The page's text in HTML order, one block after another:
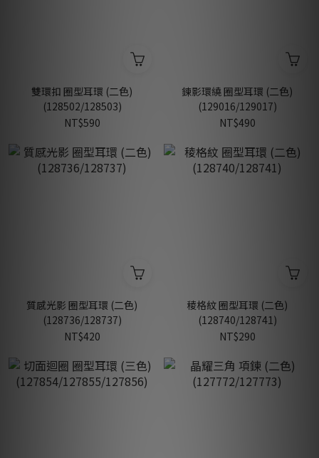
雙環扣 圈型耳環 (二色)
(128502/128503)
NT$590
鍊影環繞 圈型耳環 (二色)
(129016/129017)
NT$490
質感光影 圈型耳環 (二色)
(128736/128737)
NT$420
稜格紋 圈型耳環 (二色)
(128740/128741)
NT$290